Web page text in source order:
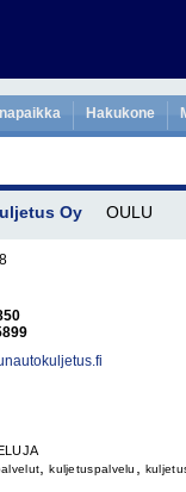
Hakukone
Oy OULU
,kuljetuspalvelu